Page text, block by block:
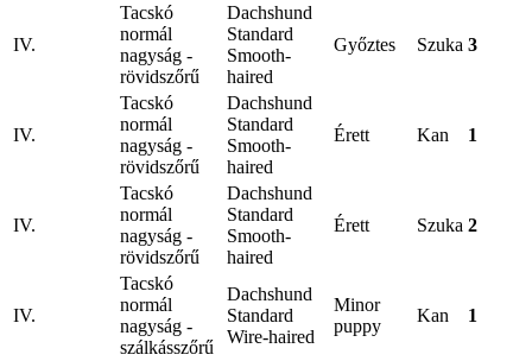
IV.
Tacskó
normál
nagyság -
rövidszőrű
Dachshund
Standard
Smooth-
haired
Győztes Szuka 3
IV.
Tacskó
normál
nagyság -
rövidszőrű
Dachshund
Standard
Smooth-
haired
Érett Kan 1
IV.
Tacskó
normál
nagyság -
rövidszőrű
Dachshund
Standard
Smooth-
haired
Érett Szuka 2
IV.
Tacskó
normál
nagyság -
szálkásszőrű
Dachshund
Standard
Wire-haired
Minor
puppy
Kan 1